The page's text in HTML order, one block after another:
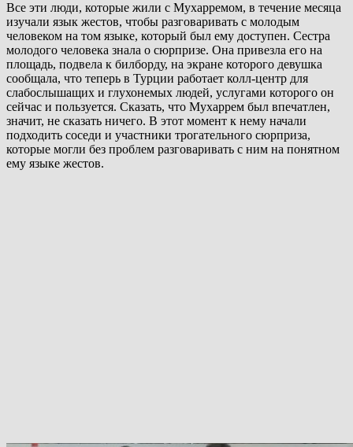
Все эти люди, которые жили с Мухарремом, в течение месяца
изучали язык жестов, чтобы разговаривать с молодым
человеком на том языке, который был ему доступен. Сестра
молодого человека знала о сюрпризе. Она привезла его на
площадь, подвела к билборду, на экране которого девушка
сообщала, что теперь в Турции работает колл-центр для
слабослышащих и глухонемых людей, услугами которого он
сейчас и пользуется. Сказать, что Мухаррем был впечатлен,
значит, не сказать ничего. В этот момент к нему начали
подходить соседи и участники трогательного сюрприза,
которые могли без проблем разговаривать с ним на понятном
ему языке жестов.